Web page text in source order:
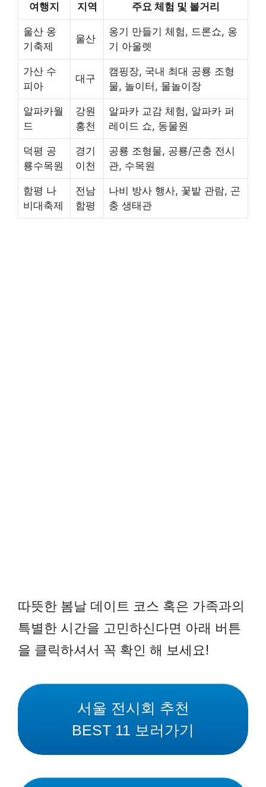
여행지 지역 주요 체험 및 볼거리
울산 옹
기축제
울산
옹기 만들기 체험, 드론쇼, 옹
기 아울렛
가산 수
피아
대구
캠핑장, 국내 최대 공룡 조형
물, 놀이터, 물놀이장
알파카월
드
강원
홍천
알파카 교감 체험, 알파카 퍼
레이드 쇼, 동물원
덕평 공
룡수목원
경기
이천
공룡 조형물, 공룡/곤충 전시
관, 수목원
함평 나
비대축제
전남
함평
나비 방사 행사, 꽃밭 관람, 곤
충 생태관
따뜻한 봄날 데이트 코스 혹은 가족과의
특별한 시간을 고민하신다면 아래 버튼
을 클릭하셔서 꼭 확인 해 보세요!
서울 전시회 추천
BEST 11 보러가기